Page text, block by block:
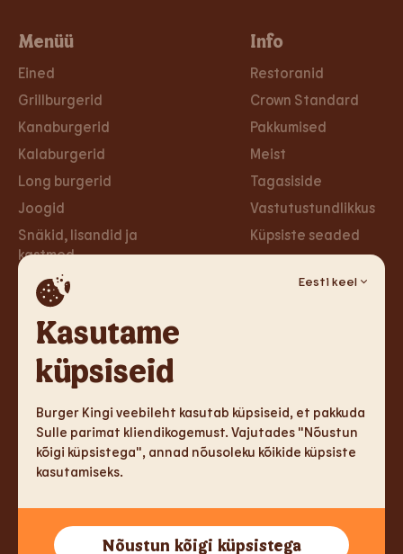
Kasutame
küpsiseid
Eesti keel
Burger Kingi veebileht kasutab küpsiseid, et pakkuda
Sulle parimat kliendikogemust. Vajutades "Nõustun
kõigi küpsistega", annad nõusoleku kõikide küpsiste
kasutamiseks.
Nõustun kõigi küpsistega
Menüü
Eined
Grillburgerid
Kanaburgerid
Kalaburgerid
Long burgerid
Joogid
Snäkid, lisandid ja
kastmed
Taimsed burgerid ja
wrapid
Magustoidud
Info
Restoranid
Crown Standard
Pakkumised
Meist
Tagasiside
Vastutustundlikkus
Küpsiste seaded
Ligipääsetavus
Tule tööle
Tule tööle
Facebook
Instagram
TM & Copyright 2026 Burger King Corporation. Kõik õigused